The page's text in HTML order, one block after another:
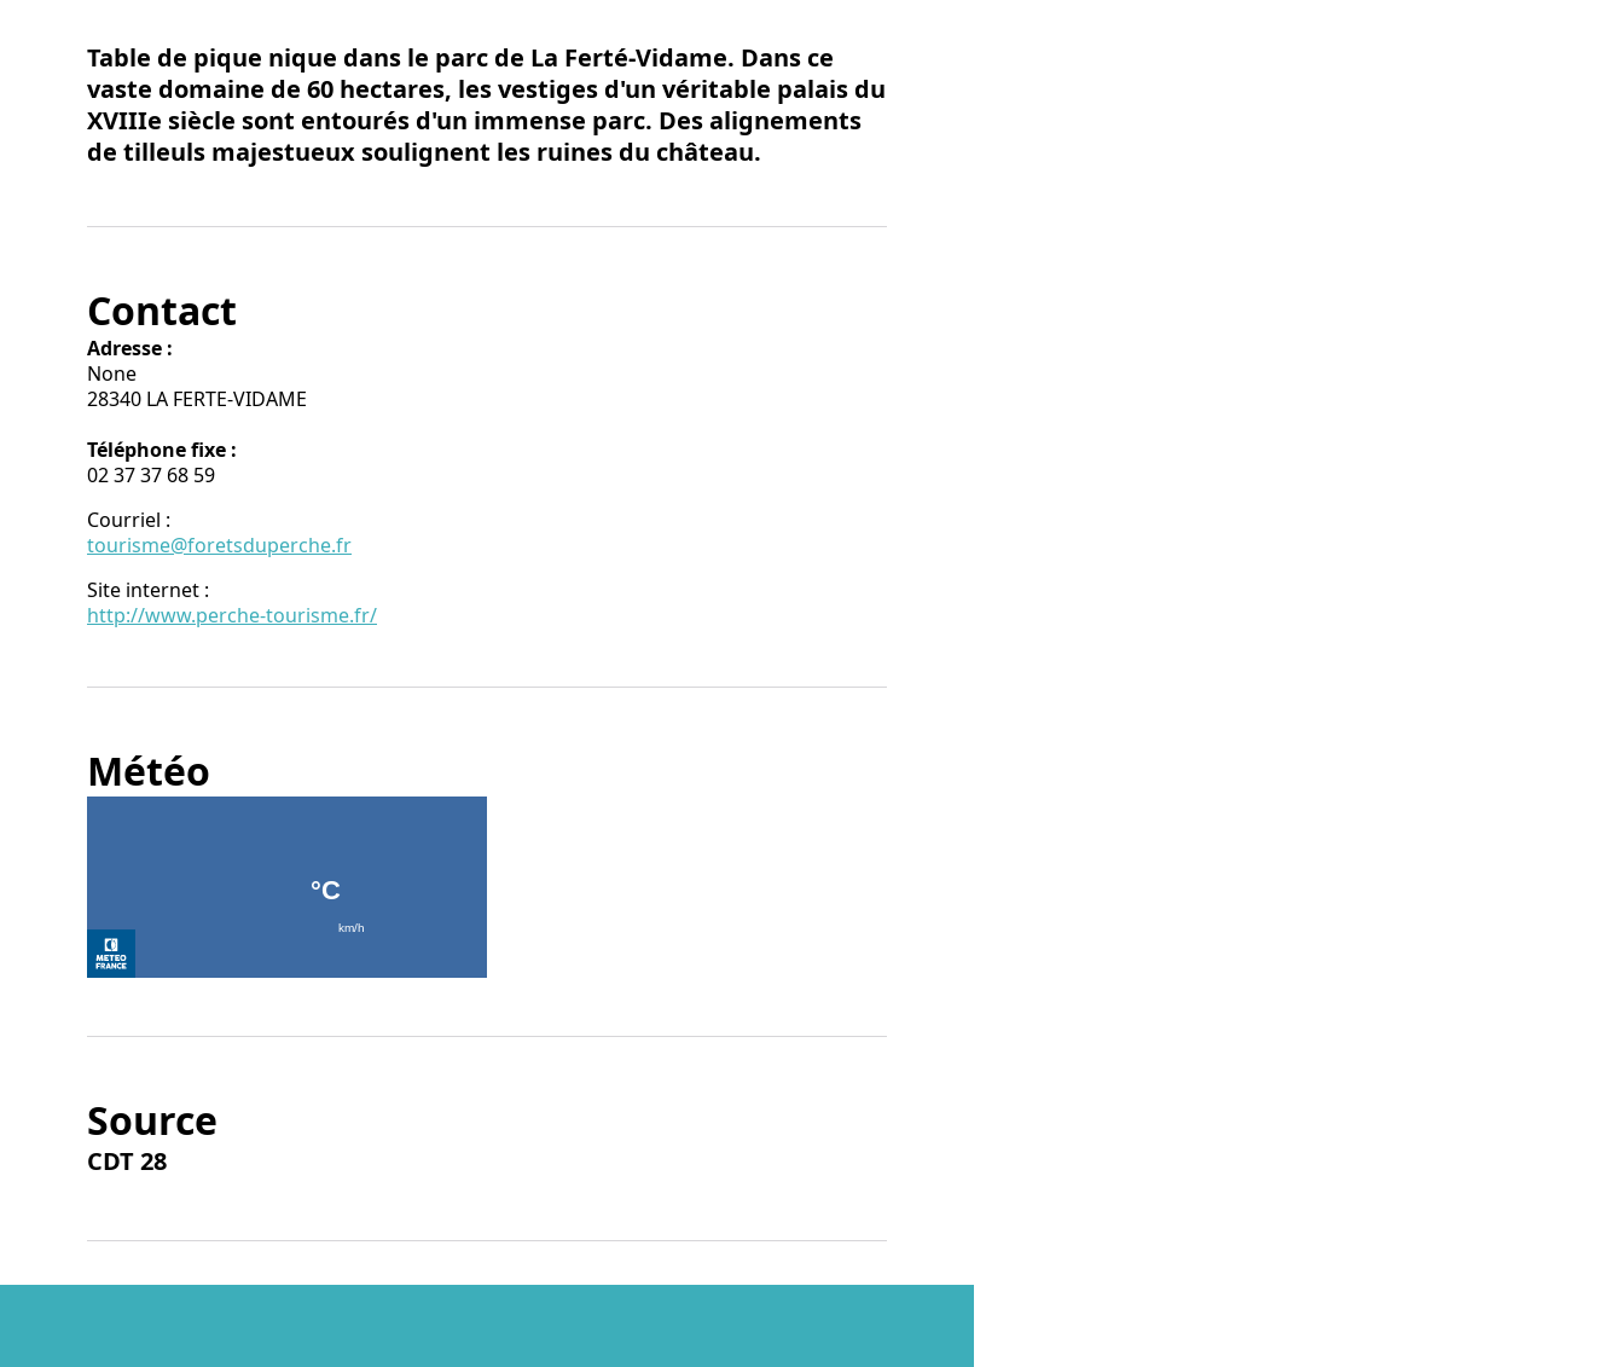
Table de pique nique dans le parc de La Ferté-Vidame. Dans ce
vaste domaine de 60 hectares, les vestiges d'un véritable palais du
XVIIIe siècle sont entourés d'un immense parc. Des alignements
de tilleuls majestueux soulignent les ruines du château.
Contact
Adresse :
None
28340 LA FERTE-VIDAME
Téléphone fixe :
02 37 37 68 59
Courriel :
tourisme@foretsduperche.fr
Site internet :
http://www.perche-tourisme.fr/
Météo
Source
CDT 28